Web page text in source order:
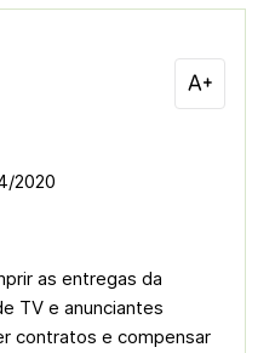
2020
as entregas da
TV e anunciantes
contratos e compensar